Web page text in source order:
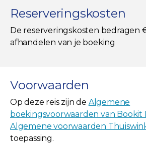
Reserveringskosten
De reserveringskosten bedragen
afhandelen van je boeking
Voorwaarden
Op deze reis zijn de Algemene
boekingsvoorwaarden van Bookit
Algemene voorwaarden
toepassing.